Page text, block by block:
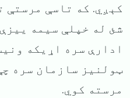
کېږي. که تاسې مرستې
شئ له خپلې سیمه
ادارې سره اړیکه
ټولنیز سازمان سره
مرسته کوي.